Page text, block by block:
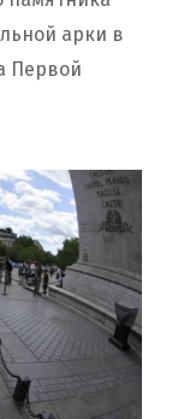
арки в
Первой